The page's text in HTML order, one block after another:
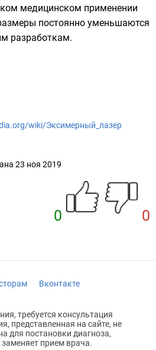
медицинском применении
постоянно уменьшаются
разработкам.
wiki/Эксимерный_лазер
23 ноя 2019
0 0
Вконтакте
требуется консультация
представленная на сайте, не
для постановки диагноза,
прием врача.